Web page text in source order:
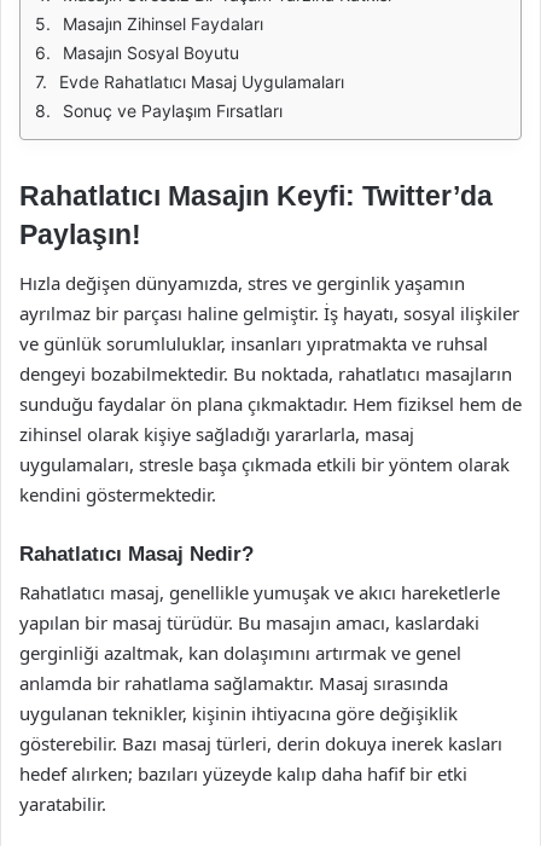
Masajın Zihinsel Faydaları
Masajın Sosyal Boyutu
Evde Rahatlatıcı Masaj Uygulamaları
Sonuç ve Paylaşım Fırsatları
Rahatlatıcı Masajın Keyfi: Twitter’da
Paylaşın!
Hızla değişen dünyamızda, stres ve gerginlik yaşamın
ayrılmaz bir parçası haline gelmiştir. İş hayatı, sosyal ilişkiler
ve günlük sorumluluklar, insanları yıpratmakta ve ruhsal
dengeyi bozabilmektedir. Bu noktada, rahatlatıcı masajların
sunduğu faydalar ön plana çıkmaktadır. Hem fiziksel hem de
zihinsel olarak kişiye sağladığı yararlarla, masaj
uygulamaları, stresle başa çıkmada etkili bir yöntem olarak
kendini göstermektedir.
Rahatlatıcı Masaj Nedir?
Rahatlatıcı masaj, genellikle yumuşak ve akıcı hareketlerle
yapılan bir masaj türüdür. Bu masajın amacı, kaslardaki
gerginliği azaltmak, kan dolaşımını artırmak ve genel
anlamda bir rahatlama sağlamaktır. Masaj sırasında
uygulanan teknikler, kişinin ihtiyacına göre değişiklik
gösterebilir. Bazı masaj türleri, derin dokuya inerek kasları
hedef alırken; bazıları yüzeyde kalıp daha hafif bir etki
yaratabilir.